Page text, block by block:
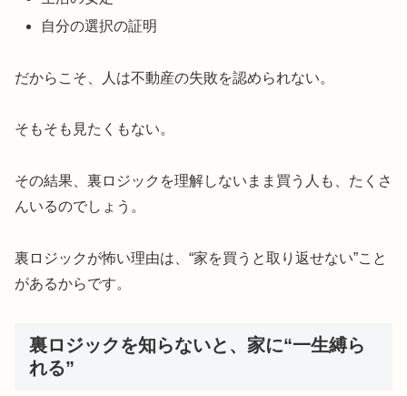
自分の選択の証明
だからこそ、人は不動産の失敗を認められない。
そもそも見たくもない。
その結果、裏ロジックを理解しないまま買う人も、たくさ
んいるのでしょう。
裏ロジックが怖い理由は、“家を買うと取り返せない”こと
があるからです。
裏ロジックを知らないと、家に“一生縛ら
れる”